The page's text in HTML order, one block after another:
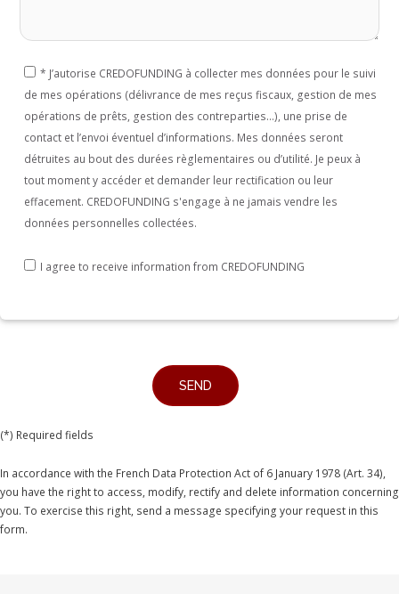
* J’autorise CREDOFUNDING à collecter mes données pour le suivi
de mes opérations (délivrance de mes reçus fiscaux, gestion de mes
opérations de prêts, gestion des contreparties...), une prise de
contact et l’envoi éventuel d’informations. Mes données seront
détruites au bout des durées règlementaires ou d’utilité. Je peux à
tout moment y accéder et demander leur rectification ou leur
effacement. CREDOFUNDING s'engage à ne jamais vendre les
données personnelles collectées.
I agree to receive information from CREDOFUNDING
(*) Required fields
In accordance with the French Data Protection Act of 6 January 1978 (Art. 34),
you have the right to access, modify, rectify and delete information concerning
you. To exercise this right, send a message specifying your request in this
form.